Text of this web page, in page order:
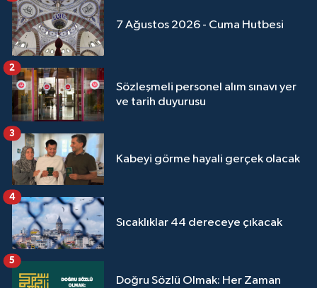
7 Ağustos 2026 - Cuma Hutbesi
Sözleşmeli personel alım sınavı yer
ve tarih duyurusu
2
Kabeyi görme hayali gerçek olacak
3
Sıcaklıklar 44 dereceye çıkacak
4
Doğru Sözlü Olmak: Her Zaman
5
Yalova Müftülüğü
Yozgat Müftülüğü
Zonguldak Müftülüğü